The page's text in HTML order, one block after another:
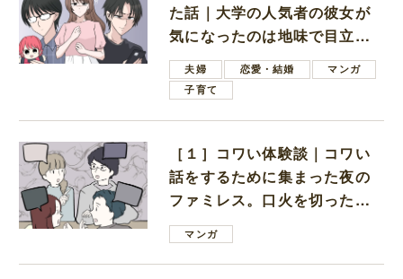
た話｜大学の人気者の彼女が
気になったのは地味で目立た
ない男子学生
夫婦 恋愛・結婚
マンガ
子育て
［１］コワい体験談｜コワい
話をするために集まった夜の
ファミレス。口火を切ったの
は電車好きの男の子ママ
マンガ